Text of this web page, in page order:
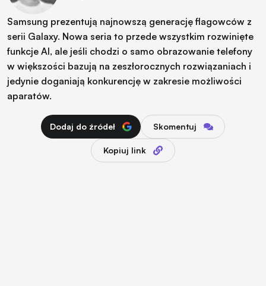
Samsung prezentują najnowszą generację flagowców z
serii Galaxy. Nowa seria to przede wszystkim rozwinięte
funkcje AI, ale jeśli chodzi o samo obrazowanie telefony
w większości bazują na zeszłorocznych rozwiązaniach i
jedynie doganiają konkurencję w zakresie możliwości
aparatów.
Dodaj do źródeł Skomentuj
Kopiuj link